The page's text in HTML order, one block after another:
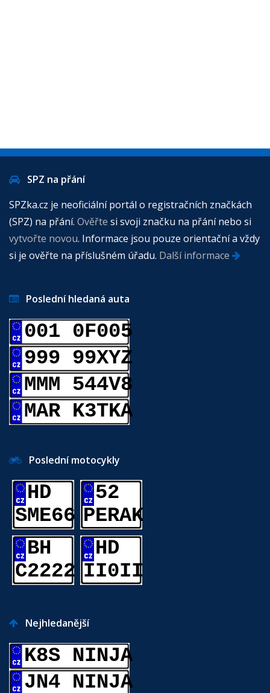
SPZ na přání
SPZka.cz je neoficiální portál o registračních značkách
(SPZ) na přání. Ověřte si svoji značku na přání nebo si
vytvořte novou. Informace jsou pouze orientační a vždy
si je ověřte na příslušném úřadu. Další informace
Poslední hledaná auta
001 0F005
999 99XYZ
MMM 544V8
MAR K3TKA
Poslední motocykly
HD
SME66
52
PERAK
BH
C2222
HD
II0II
Nejhledanější
K8S NINJA
JN4 NINJA